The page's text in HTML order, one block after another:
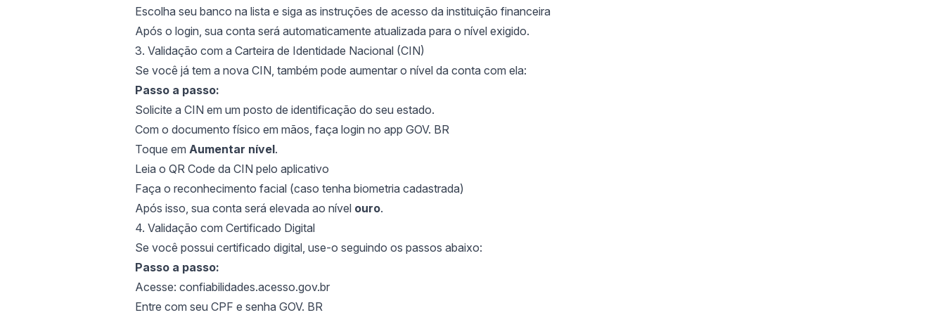
Escolha seu banco na lista e siga as instruções de acesso da instituição financeira
Após o login, sua conta será automaticamente atualizada para o nível exigido.
3. Validação com a Carteira de Identidade Nacional (CIN)
Se você já tem a nova CIN, também pode aumentar o nível da conta com ela:
Passo a passo:
Solicite a CIN em um posto de identificação do seu estado.
Com o documento físico em mãos, faça login no app GOV. BR
Toque em Aumentar nível.
Leia o QR Code da CIN pelo aplicativo
Faça o reconhecimento facial (caso tenha biometria cadastrada)
Após isso, sua conta será elevada ao nível ouro.
4. Validação com Certificado Digital
Se você possui certificado digital, use-o seguindo os passos abaixo:
Passo a passo:
Acesse: confiabilidades.acesso.gov.br
Entre com seu CPF e senha GOV. BR